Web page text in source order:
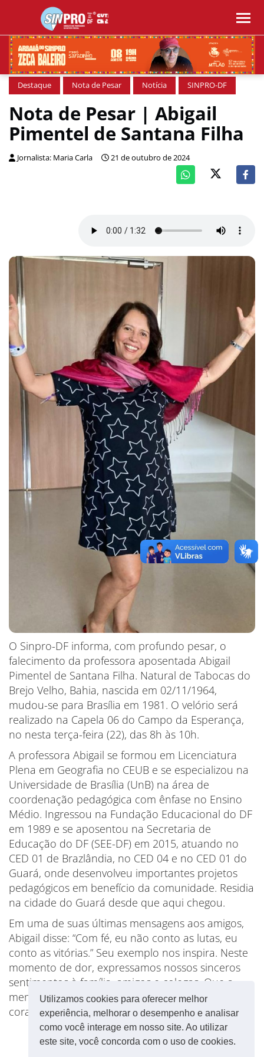
Utilizamos cookies para oferecer melhor
experiência, melhorar o desempenho e analisar
como você interage em nosso site. Ao utilizar
este site, você concorda com o uso de cookies.
Destaque Nota de Pesar Notícia SINPRO-DF
Nota de Pesar | Abigail
Pimentel de Santana Filha
Jornalista: Maria Carla 21 de outubro de 2024
O Sinpro-DF informa, com profundo pesar, o
falecimento da professora aposentada Abigail
Pimentel de Santana Filha. Natural de Tabocas do
Brejo Velho, Bahia, nascida em 02/11/1964,
mudou-se para Brasília em 1981. O velório será
realizado na Capela 06 do Campo da Esperança,
no nesta terça-feira (22), das 8h às 10h.
A professora Abigail se formou em Licenciatura
Plena em Geografia no CEUB e se especializou na
Universidade de Brasília (UnB) na área de
coordenação pedagógica com ênfase no Ensino
Médio. Ingressou na Fundação Educacional do DF
em 1989 e se aposentou na Secretaria de
Educação do DF (SEE-DF) em 2015, atuando no
CED 01 de Brazlândia, no CED 04 e no CED 01 do
Guará, onde desenvolveu importantes projetos
pedagógicos em benefício da comunidade. Residia
na cidade do Guará desde que aqui chegou.
Em uma de suas últimas mensagens aos amigos,
Abigail disse: “Com fé, eu não conto as lutas, eu
conto as vitórias.” Seu exemplo nos inspira. Neste
momento de dor, expressamos nossos sinceros
sentimentos à família, amigos e colegas. Que a
memória de Abigail permaneça viva em nossos
corações.